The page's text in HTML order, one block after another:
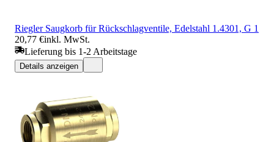
Riegler Saugkorb für Rückschlagventile, Edelstahl 1.4301, G 1
20,77 €inkl. MwSt.
Lieferung bis 1-2 Arbeitstage
Details anzeigen